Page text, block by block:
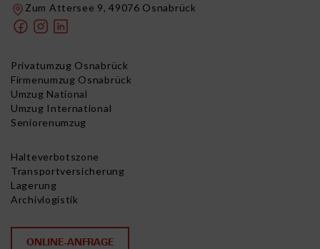
Zum Attersee 9, 49076 Osnabrück
Privatumzug Osnabrück
Firmenumzug Osnabrück
Umzug National
Umzug International
Seniorenumzug
Halteverbotszone
Transportversicherung
Lagerung
Archivlogistik
ONLINE-ANFRAGE